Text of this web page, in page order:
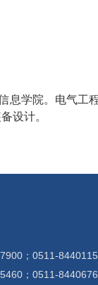
息学院。电气工
设计。
；0511-
；0511-